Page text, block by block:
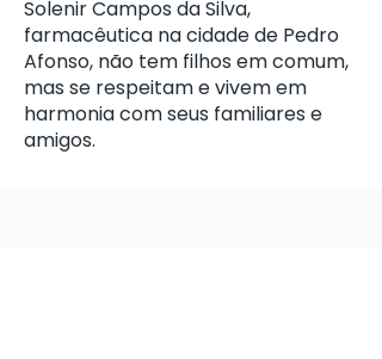
Solenir Campos da Silva,
farmacêutica na cidade de Pedro
Afonso, não tem filhos em comum,
mas se respeitam e vivem em
harmonia com seus familiares e
amigos.